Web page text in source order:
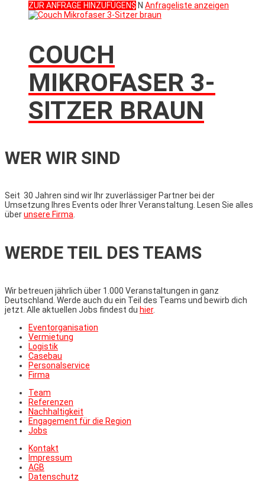
ZUR ANFRAGE HINZUFÜGEN
N Anfrageliste anzeigen
COUCH
MIKROFASER 3-
SITZER BRAUN
WER WIR SIND
Seit 30 Jahren sind wir Ihr zuverlässiger Partner bei der
Umsetzung Ihres Events oder Ihrer Veranstaltung. Lesen Sie alles
überunsere Firma.
WERDE TEIL DES TEAMS
Wir betreuen jährlich über 1.000 Veranstaltungen in ganz
Deutschland. Werde auch du ein Teil des Teams und bewirb dich
jetzt. Alle aktuellen Jobs findest du hier.
Eventorganisation
Vermietung
Logistik
Casebau
Personalservice
Firma
Team
Referenzen
Nachhaltigkeit
Engagement für die Region
Jobs
Kontakt
Impressum
AGB
Datenschutz